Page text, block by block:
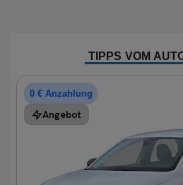
TIPPS VOM
0 € Anzahlung
Angebot